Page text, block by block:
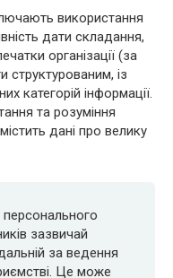
використання
дати складання,
організації (за
структурованим, із
категорій інформації.
та розуміння
дані про велику
персонального
зазвичай
за ведення
Це може